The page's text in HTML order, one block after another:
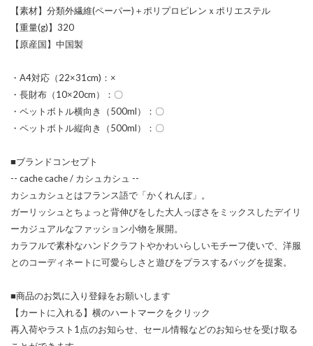
【素材】分類外繊維(ペーパー)＋ポリプロピレンｘポリエステル
【重量(g)】320
【原産国】中国製
・A4対応（22×31cm)：×
・長財布（10×20cm）：〇
・ペットボトル横向き（500ml）：〇
・ペットボトル縦向き（500ml）：〇
■ブランドコンセプト
-- cache cache / カシュカシュ --
カシュカシュとはフランス語で「かくれんぼ」。
ガーリッシュとちょっと背伸びをした大人っぽさをミックスしたデイリ
ーカジュアルなファッション小物を展開。
カラフルで素朴なハンドクラフトやかわいらしいモチーフ使いで、洋服
とのコーディネートに可愛らしさと遊びをプラスするバッグを提案。
■商品のお気に入り登録をお願いします
【カートに入れる】横のハートマークをクリック
再入荷やラスト1点のお知らせ、セール情報などのお知らせを受け取る